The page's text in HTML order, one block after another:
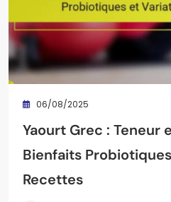
06/08/2025
Yaourt Grec : Teneur
Bienfaits
Recettes